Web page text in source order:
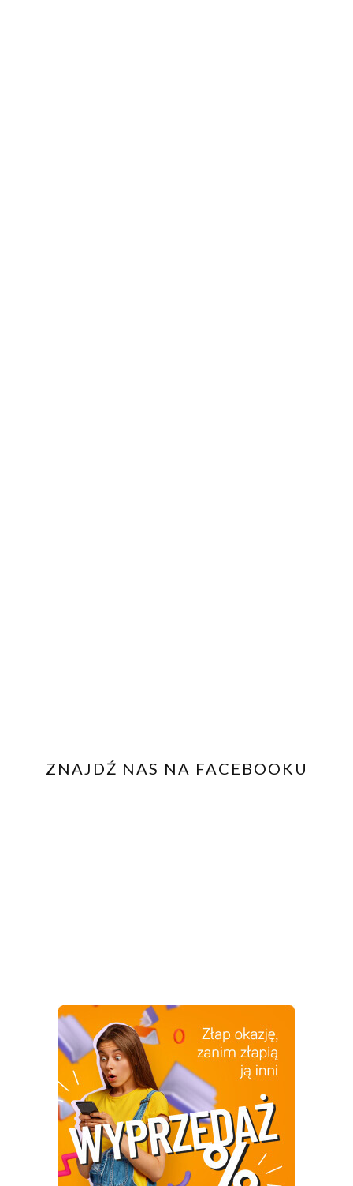
ZNAJDŹ NAS NA FACEBOOKU